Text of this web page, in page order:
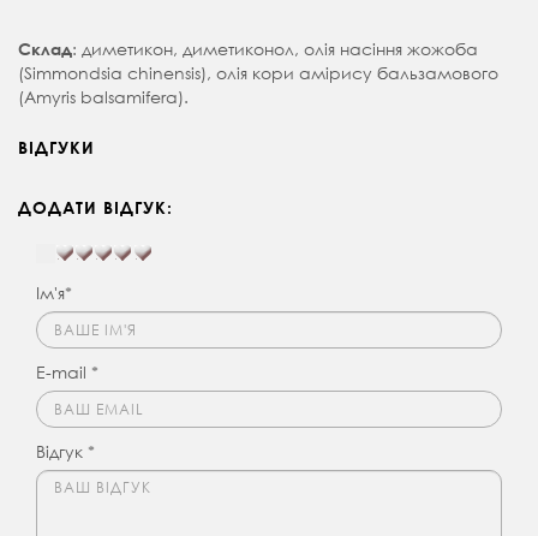
Склад: диметикон, диметиконол, олія насіння жожоба
(Simmondsia chinensis), олія кори амірису бальзамового
(Amyris balsamifera).
ВІДГУКИ
ДОДАТИ ВІДГУК:
Ім'я*
E-mail *
Відгук *